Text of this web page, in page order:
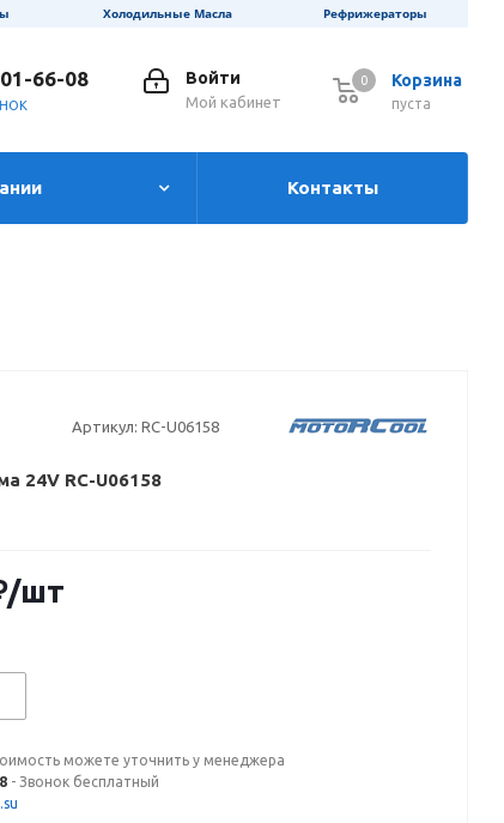
Холодильные Масла Рефрижераторы
Корзина
0
пуста
0
Войти
Мой кабинет
66-08
Контакты
Артикул: RC-U06158
24V RC-U06158
/шт
можете уточнить у менеджера
- Звонок бесплатный